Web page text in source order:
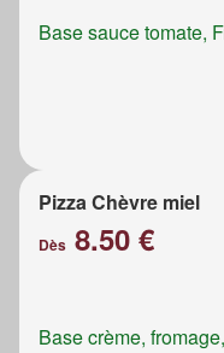
Base sauce tomate,
Pizza Chèvre miel
Dès 8.50 €
Base crème,